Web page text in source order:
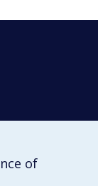
of